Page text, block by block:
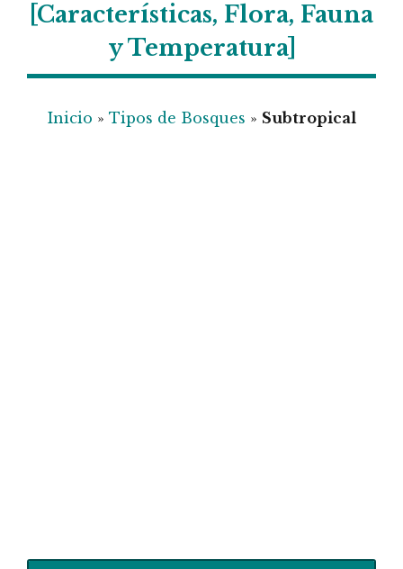
[Características, Flora, Fauna
y Temperatura]
Inicio » Tipos de Bosques » Subtropical